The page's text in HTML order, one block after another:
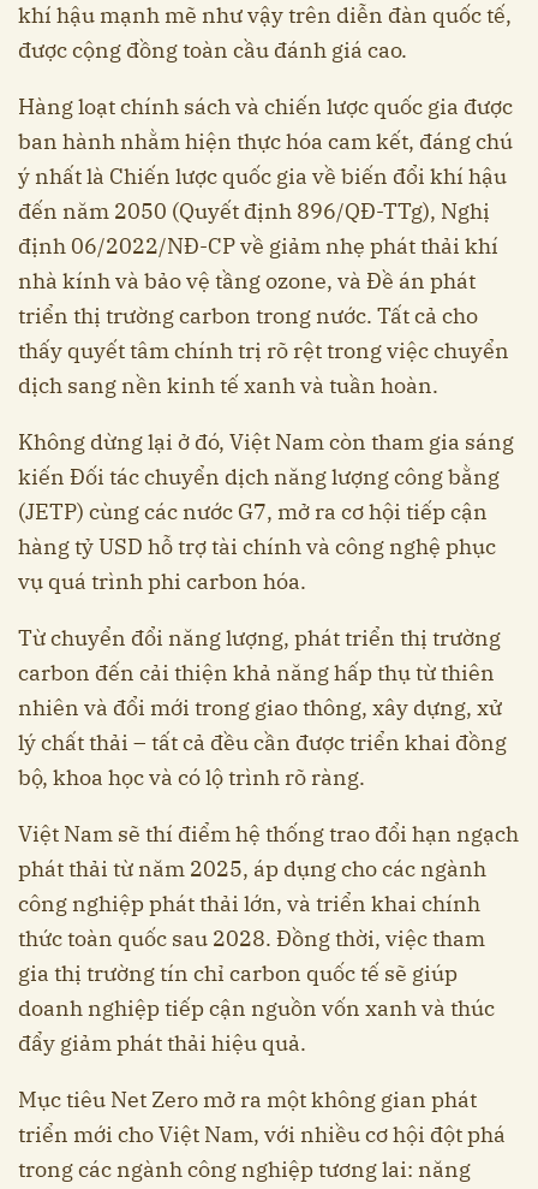
khí hậu mạnh mẽ như vậy trên diễn đàn quốc tế,
được cộng đồng toàn cầu đánh giá cao.
Hàng loạt chính sách và chiến lược quốc gia được
ban hành nhằm hiện thực hóa cam kết, đáng chú
ý nhất là Chiến lược quốc gia về biến đổi khí hậu
đến năm 2050 (Quyết định 896/QĐ-TTg), Nghị
định 06/2022/NĐ-CP về giảm nhẹ phát thải khí
nhà kính và bảo vệ tầng ozone, và Đề án phát
triển thị trường carbon trong nước. Tất cả cho
thấy quyết tâm chính trị rõ rệt trong việc chuyển
dịch sang nền kinh tế xanh và tuần hoàn.
Không dừng lại ở đó, Việt Nam còn tham gia sáng
kiến Đối tác chuyển dịch năng lượng công bằng
(JETP) cùng các nước G7, mở ra cơ hội tiếp cận
hàng tỷ USD hỗ trợ tài chính và công nghệ phục
vụ quá trình phi carbon hóa.
Từ chuyển đổi năng lượng, phát triển thị trường
carbon đến cải thiện khả năng hấp thụ từ thiên
nhiên và đổi mới trong giao thông, xây dựng, xử
lý chất thải – tất cả đều cần được triển khai đồng
bộ, khoa học và có lộ trình rõ ràng.
Việt Nam sẽ thí điểm hệ thống trao đổi hạn ngạch
phát thải từ năm 2025, áp dụng cho các ngành
công nghiệp phát thải lớn, và triển khai chính
thức toàn quốc sau 2028. Đồng thời, việc tham
gia thị trường tín chỉ carbon quốc tế sẽ giúp
doanh nghiệp tiếp cận nguồn vốn xanh và thúc
đẩy giảm phát thải hiệu quả.
Mục tiêu Net Zero mở ra một không gian phát
triển mới cho Việt Nam, với nhiều cơ hội đột phá
trong các ngành công nghiệp tương lai: năng